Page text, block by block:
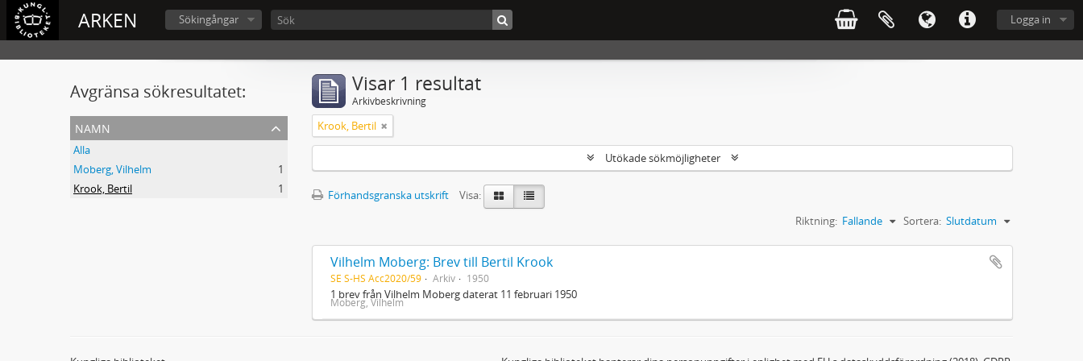
ARKEN Logga in
Sökingångar
Avgränsa sökresultatet:
namn
Alla
Moberg, Vilhelm
1
Krook, Bertil
1
Visar 1 resultat
Arkivbeskrivning
Krook, Bertil
Utökade sökmöjligheter
Förhandsgranska utskrift
Visa:
Sortera: Slutdatum
Riktning: Fallande
Vilhelm Moberg: Brev till Bertil Krook
SE S-HS Acc2020/59 Arkiv 1950
1 brev från Vilhelm Moberg daterat 11 februari 1950
Moberg, Vilhelm